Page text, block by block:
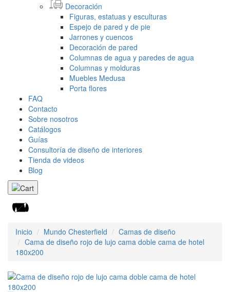
Decoración
Figuras, estatuas y esculturas
Espejo de pared y de pie
Jarrones y cuencos
Decoración de pared
Columnas de agua y paredes de agua
Columnas y molduras
Muebles Medusa
Porta flores
FAQ
Contacto
Sobre nosotros
Catálogos
Guías
Consultoría de diseño de interiores
Tienda de videos
Blog
Inicio Mundo Chesterfield
Camas de diseño
Cama de diseño rojo de lujo cama doble cama de hotel
180x200